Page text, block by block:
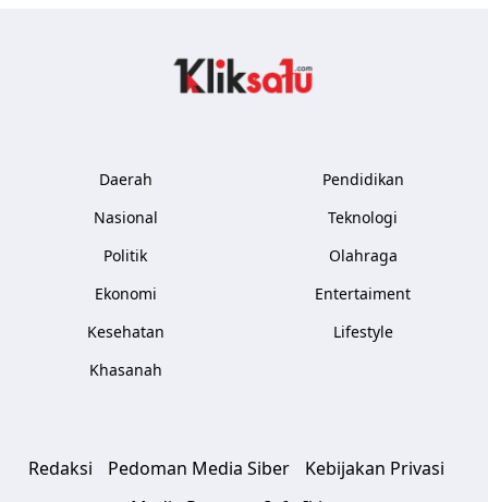
Daerah
Nasional
Politik
Ekonomi
Kesehatan
Khasanah
Pendidikan
Teknologi
Olahraga
Entertaiment
Lifestyle
Redaksi Pedoman Media Siber
Kebijakan Privasi